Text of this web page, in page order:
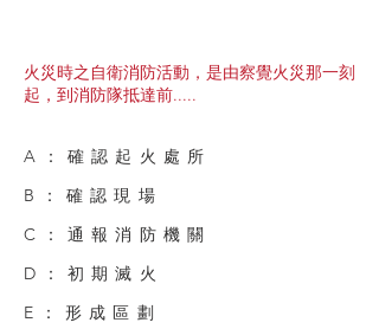
火災時之自衛消防活動，是由察覺火災那一刻
起，到消防隊抵達前.....
A：確認起火處所
B：確認現場
C：通報消防機關
D：初期滅火
E：形成區劃